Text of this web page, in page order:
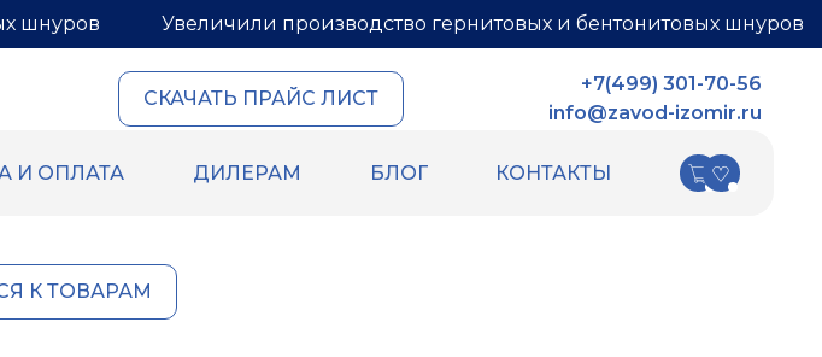
шнуров Увеличили производство гернитовых и бентонитовых шнуров
СКАЧАТЬ ПРАЙС ЛИСТ
+7(499) 301-70-56
info@zavod-izomir.ru
И ОПЛАТА ДИЛЕРАМ БЛОГ КОНТАКТЫ
К ТОВАРАМ
Мастика для межпанельных швов
Герметик «тёплый шов» для
деревянного дома